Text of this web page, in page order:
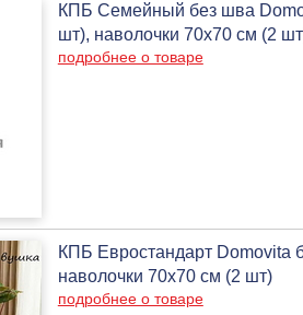
КПБ Семейный без шва
шт), наволочки 70х70 см (2
подробнее о товаре
КПБ Евростандарт Domovita
наволочки 70х70 см (2 шт)
подробнее о товаре